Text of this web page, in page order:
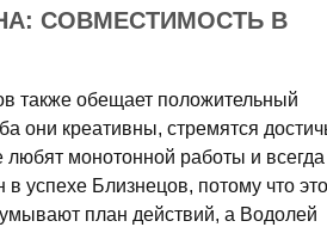
СОВМЕСТИМОСТЬ В
также обещает положительный
они креативны, стремятся
монотонной работы и всегда
успехе Близнецов, потому что это
план действий, а Водолей